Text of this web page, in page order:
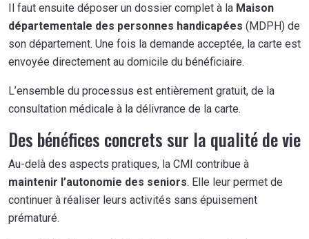
Il faut ensuite déposer un dossier complet à la Maison
départementale des personnes handicapées (MDPH) de
son département. Une fois la demande acceptée, la carte est
envoyée directement au domicile du bénéficiaire.
L’ensemble du processus est entièrement gratuit, de la
consultation médicale à la délivrance de la carte.
Des bénéfices concrets sur la qualité de vie
Au-delà des aspects pratiques, la CMI contribue à
maintenir l’autonomie des seniors. Elle leur permet de
continuer à réaliser leurs activités sans épuisement
prématuré.